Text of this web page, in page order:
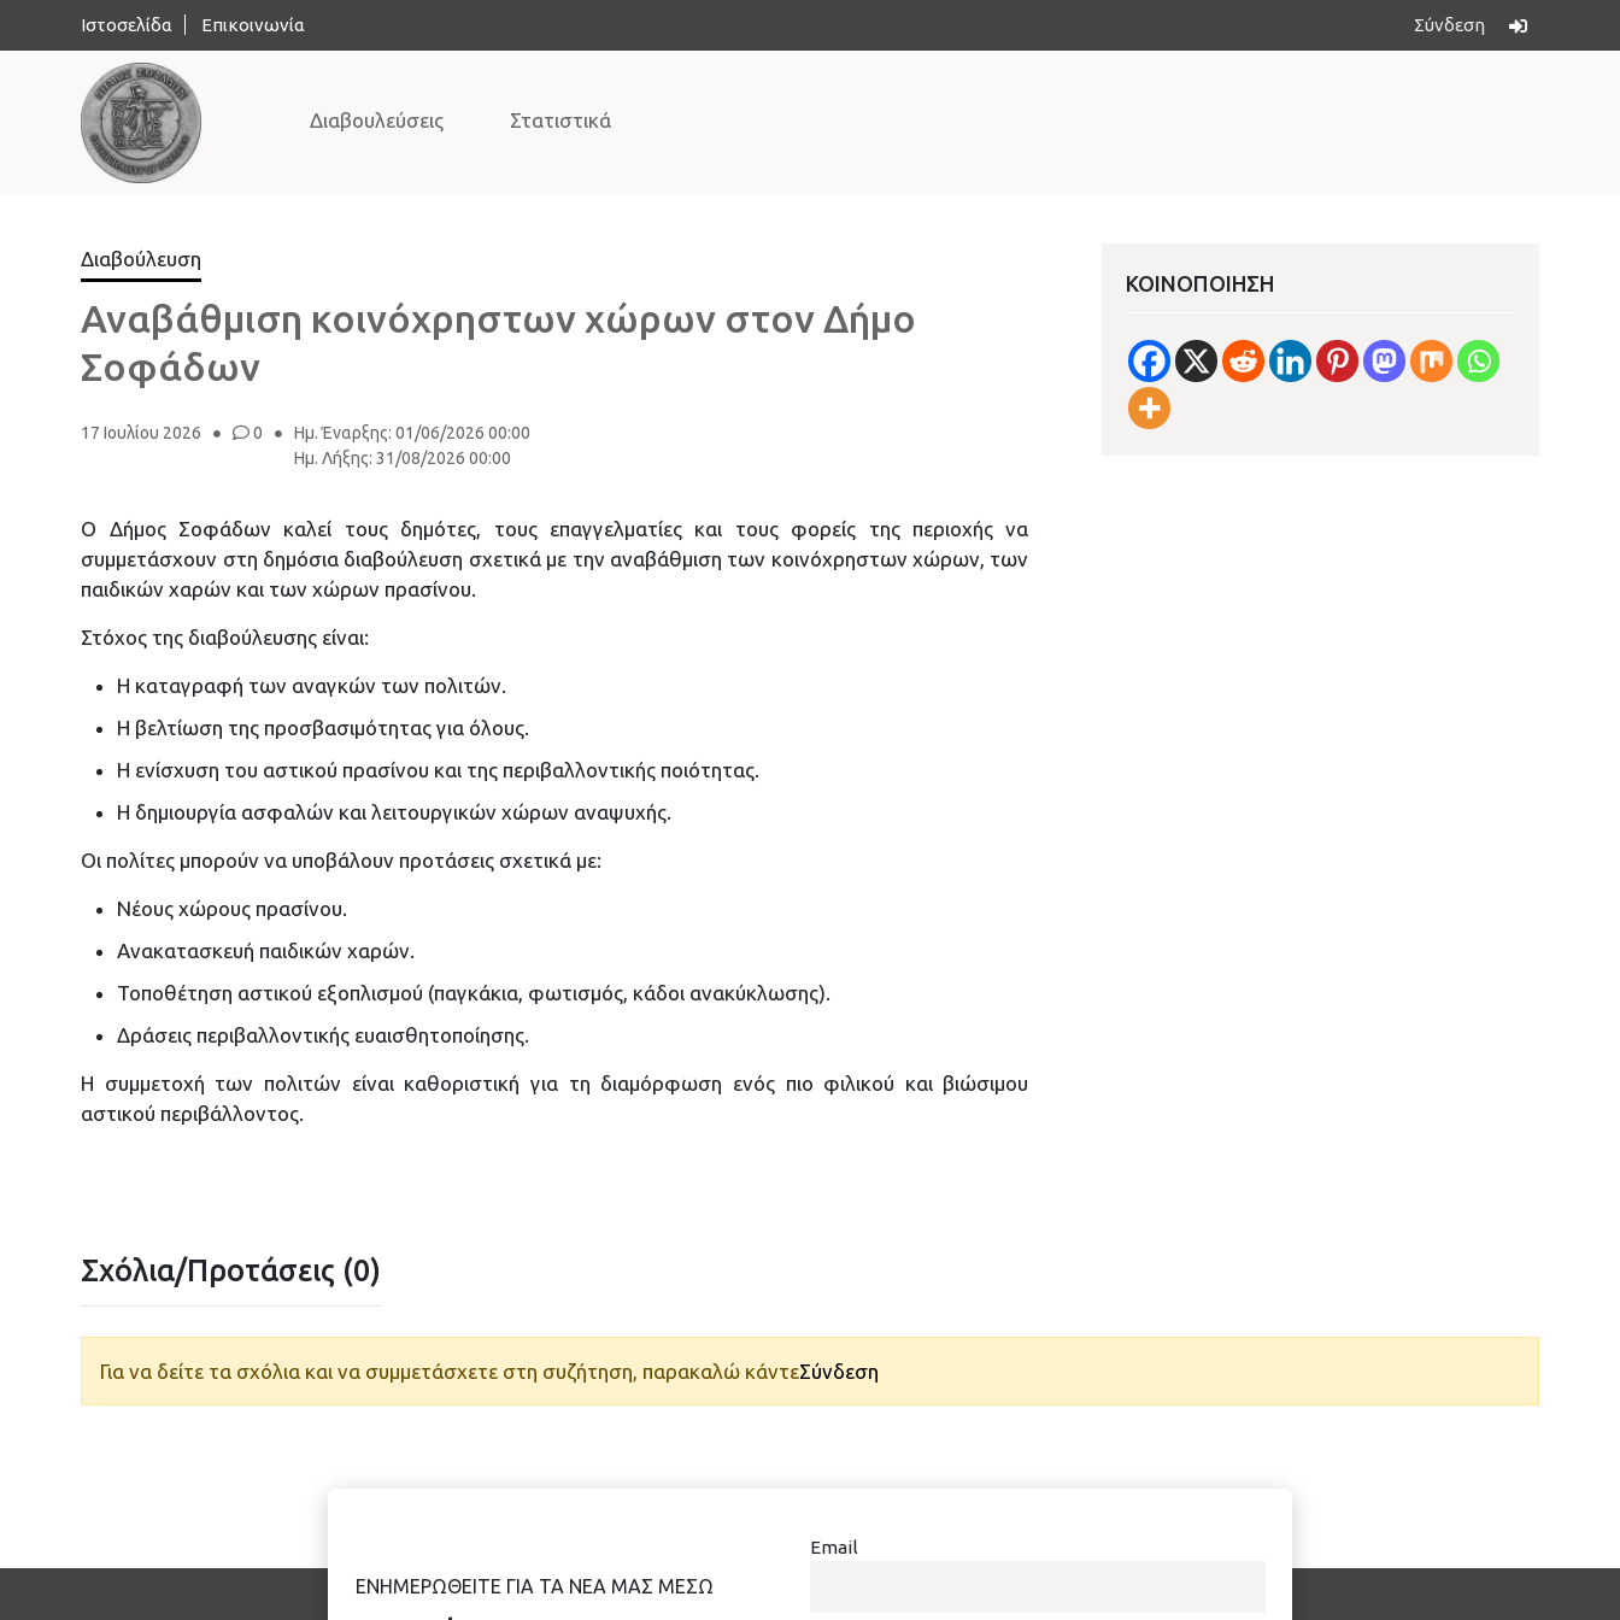
Ιστοσελίδα Επικοινωνία Σύνδεση
Διαβουλεύσεις Στατιστικά
Διαβούλευση
Αναβάθμιση κοινόχρηστων χώρων στον Δήμο
Σοφάδων
17 Ιουλίου 2026 0 Ημ. Έναρξης:01/06/2026 00:00
Ημ. Λήξης:31/08/2026 00:00
Ο Δήμος Σοφάδων καλεί τους δημότες, τους επαγγελματίες και τους φορείς της περιοχής να
συμμετάσχουν στη δημόσια διαβούλευση σχετικά με την αναβάθμιση των κοινόχρηστων χώρων, των
παιδικών χαρών και των χώρων πρασίνου.
Στόχος της διαβούλευσης είναι:
Η καταγραφή των αναγκών των πολιτών.
Η βελτίωση της προσβασιμότητας για όλους.
Η ενίσχυση του αστικού πρασίνου και της περιβαλλοντικής ποιότητας.
Η δημιουργία ασφαλών και λειτουργικών χώρων αναψυχής.
Οι πολίτες μπορούν να υποβάλουν προτάσεις σχετικά με:
Νέους χώρους πρασίνου.
Ανακατασκευή παιδικών χαρών.
Τοποθέτηση αστικού εξοπλισμού (παγκάκια, φωτισμός, κάδοι ανακύκλωσης).
Δράσεις περιβαλλοντικής ευαισθητοποίησης.
Η συμμετοχή των πολιτών είναι καθοριστική για τη διαμόρφωση ενός πιο φιλικού και βιώσιμου
αστικού περιβάλλοντος.
ΚΟΙΝΟΠΟΊΗΣΗ
Σχόλια/Προτάσεις (0)
Για να δείτε τα σχόλια και να συμμετάσχετε στη συζήτηση, παρακαλώ κάντεΣύνδεση
ΕΝΗΜΕΡΩΘΕΙΤΕ ΓΙΑ ΤΑ ΝΕΑ ΜΑΣ ΜΕΣΩ
Email